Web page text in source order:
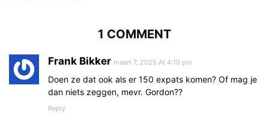
1 COMMENT
Frank Bikker maart 7, 2025 At 4:10 pm
Doen ze dat ook als er 150 expats komen? Of mag je
dan niets zeggen, mevr. Gordon??
Reply